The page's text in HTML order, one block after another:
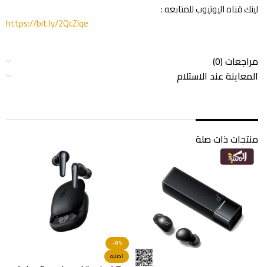
لينك قناه اليوتيوب للمتابعه :
https://bit.ly/2QcZIqe
مراجعات (0)
المعاينة عند الاستلام
منتجات ذات صلة
-9%
اصليه